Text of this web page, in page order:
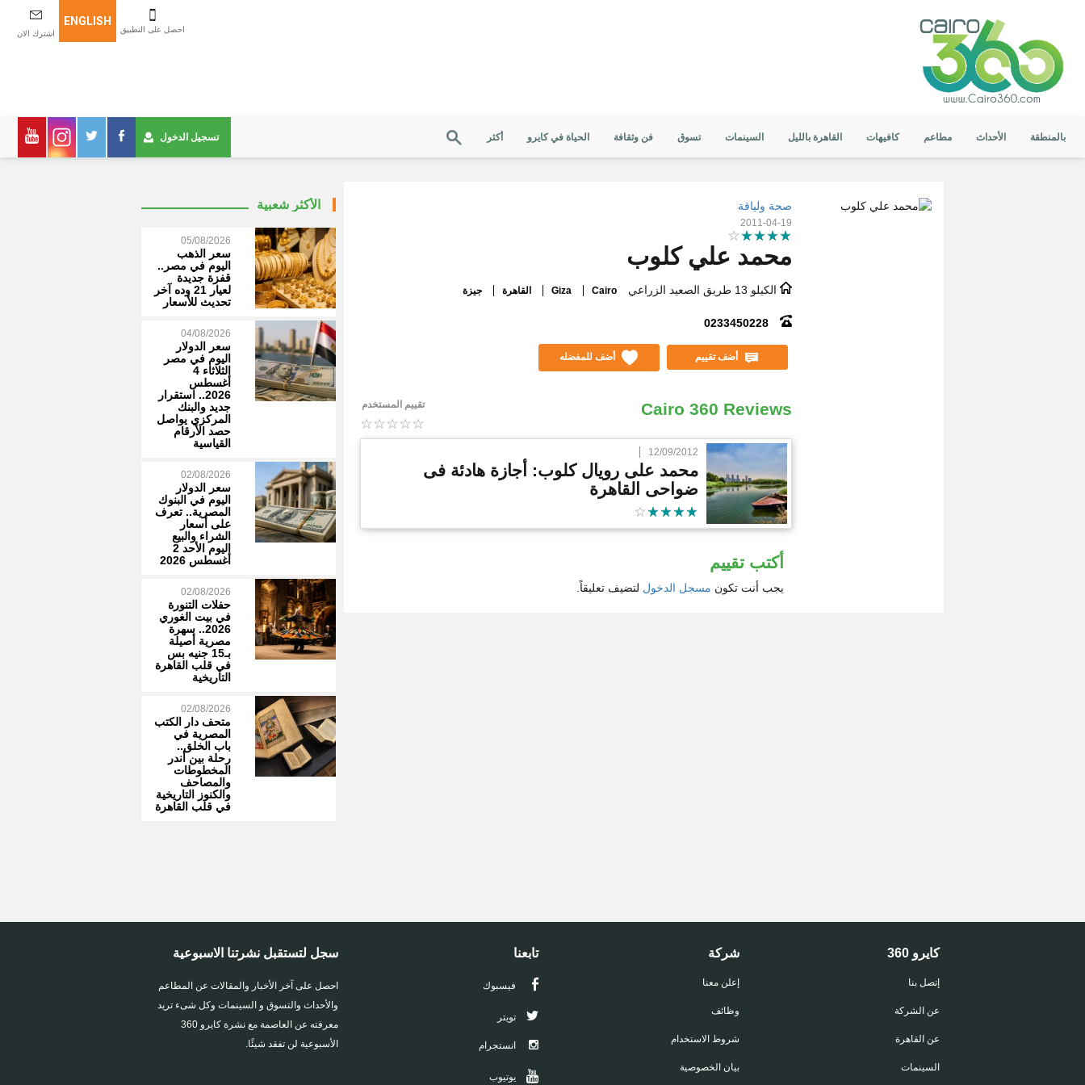
اشترك الان
ENGLISH
احصل على التطبيق
بالمنطقة الأحداث مطاعم كافيهات القاهرة بالليل السينمات تسوق فن وثقافة الحياة في كايرو أكثر تسجيل الدخول
صحة ولياقة
2011-04-19
محمد علي كلوب
الكيلو 13 طريق الصعيد الزراعي Cairo
Giza القاهرة جيزة
0233450228
أضف تقييم أضف للمفضله
Cairo 360 Reviews تقييم المستخدم
12/09/2012
محمد على رويال كلوب: أجازة هادئة فى
ضواحى القاهرة
أكتب تقييم
يجب أنت تكون مسجل الدخول لتضيف تعليقاً.
الأكثر شعبية
05/08/2026
سعر الذهب
اليوم في مصر..
قفزة جديدة
لعيار 21 وده آخر
تحديث للأسعار
04/08/2026
سعر الدولار
اليوم في مصر
الثلاثاء 4
أغسطس
2026.. استقرار
جديد والبنك
المركزي يواصل
حصد الأرقام
القياسية
02/08/2026
سعر الدولار
اليوم في البنوك
المصرية.. تعرف
على أسعار
الشراء والبيع
اليوم الأحد 2
أغسطس 2026
02/08/2026
حفلات التنورة
في بيت الغوري
2026.. سهرة
مصرية أصيلة
بـ15 جنيه بس
في قلب القاهرة
التاريخية
02/08/2026
متحف دار الكتب
المصرية في
باب الخلق..
رحلة بين أندر
المخطوطات
والمصاحف
والكنوز التاريخية
في قلب القاهرة
كايرو 360
إتصل بنا
عن الشركة
عن القاهرة
السينمات
شركة
إعلن معنا
وظائف
شروط الاستخدام
بيان الخصوصية
تابعنا
فيسبوك
تويتر
انستجرام
يوتيوب
سجل لتستقبل نشرتنا الاسبوعية
احصل على آخر الأخبار والمقالات عن المطاعم
والأحداث والتسوق و السينمات وكل شىء تريد
معرفته عن العاصمة مع نشرة كايرو 360
الأسبوعية لن تفقد شيئًا.